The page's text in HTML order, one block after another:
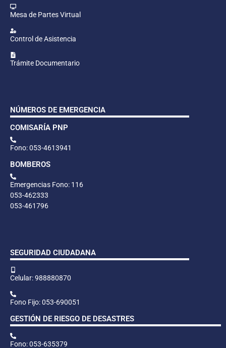
Mesa de Partes Virtual
Control de Asistencia
Trámite Documentario
NÚMEROS DE EMERGENCIA
COMISARÍA PNP
Fono: 053-4613941
BOMBEROS
Emergencias Fono: 116
053-462333
053-461796
SEGURIDAD CIUDADANA
Celular: 988880870
Fono Fijo: 053-690051
GESTIÓN DE RIESGO DE DESASTRES
Fono: 053-635379